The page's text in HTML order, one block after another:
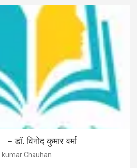
डॉ. विनोद कुमार वर्मा
kumar Chauhan